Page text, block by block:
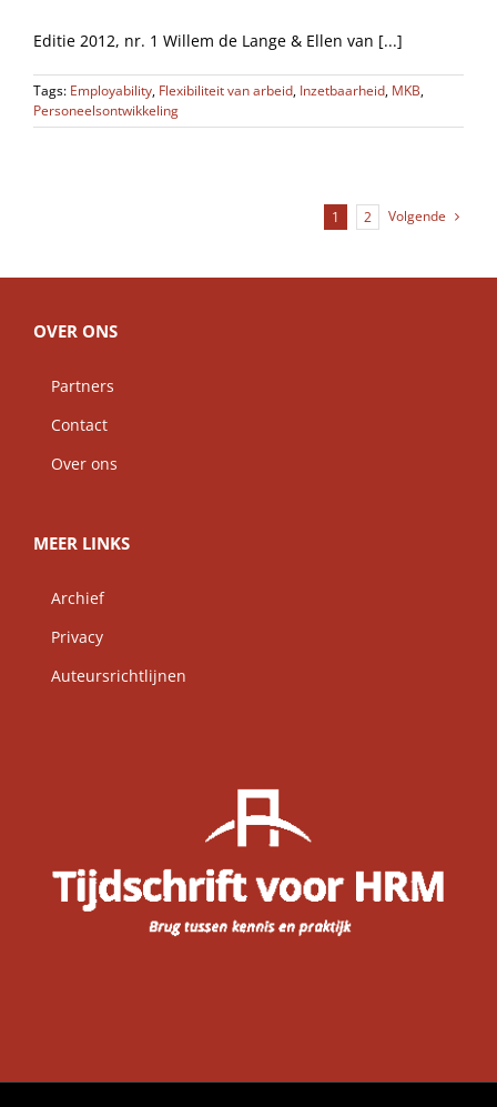
Editie 2012, nr. 1 Willem de Lange & Ellen van [...]
Tags: Employability, Flexibiliteit van arbeid, Inzetbaarheid, MKB,
Personeelsontwikkeling
1 2 Volgende
OVER ONS
Partners
Contact
Over ons
MEER LINKS
Archief
Privacy
Auteursrichtlijnen